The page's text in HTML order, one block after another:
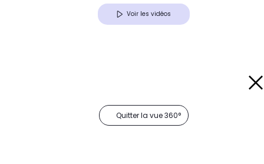
Voir les vidéos
Quitter la vue 360°